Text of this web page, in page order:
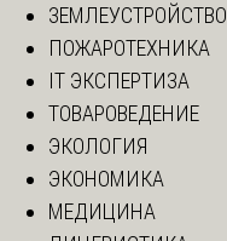
ЗЕМЛЕУСТРОЙСТВО
ПОЖАРОТЕХНИКА
IT ЭКСПЕРТИЗА
ТОВАРОВЕДЕНИЕ
ЭКОЛОГИЯ
ЭКОНОМИКА
МЕДИЦИНА